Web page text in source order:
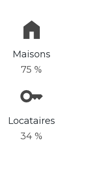
Maisons
75 %
Locataires
34 %